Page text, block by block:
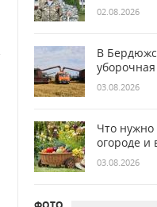
02.08.2026
В
03.08.2026
Что нужно
огороде и
03.08.2026